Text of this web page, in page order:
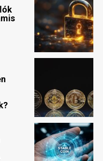
Top kriptovaluta
podcastok: Szerkesztői
rangsor a követésre
érdemes műsorokról